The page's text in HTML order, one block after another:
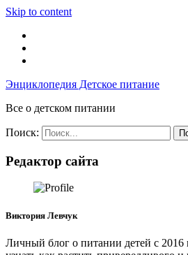
Skip to content
Энциклопедия Детское питание
Все о детском питании
Поиск:
Редактор сайта
Виктория Левчук
Личный блог о питании детей с 2016